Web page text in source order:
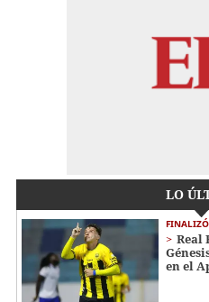
LO
FINALIZÓ
Real
en el